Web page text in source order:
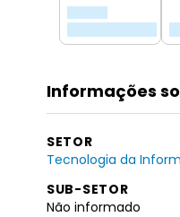
Informações
SETOR
Tecnologia da
SUB-SETOR
Não informado